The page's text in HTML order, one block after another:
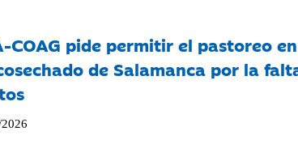
COAG pide permitir el pastoreo
de Salamanca por la